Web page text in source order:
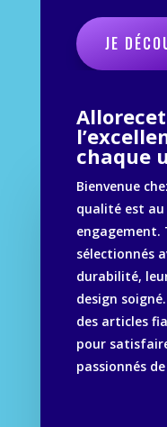
JE
chaque
Bienvenue
qualité est
engagement.
sélectionnés
durabilité,
design
des articles
pour
passionnés